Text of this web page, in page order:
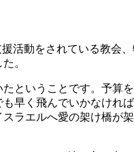
活動をされている教会
。
ということです。予算
早く飛んでいかなければ
ラエルへ愛の架け橋が